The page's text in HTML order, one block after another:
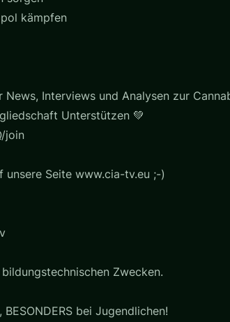
kämpfen
Interviews und Analysen zur
Unterstützen 💚
join
unsere Seite www.cia-tv.eu ;-)
Zwecken.
bei Jugendlichen!